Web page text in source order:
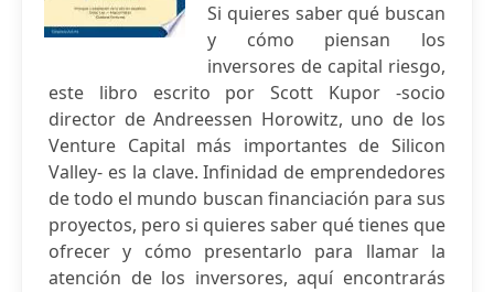
Si quieres saber qué buscan
y cómo piensan los
inversores de capital riesgo,
este libro escrito por Scott Kupor -socio
director de Andreessen Horowitz, uno de los
Venture Capital más importantes de Silicon
Valley- es la clave. Infinidad de emprendedores
de todo el mundo buscan financiación para sus
proyectos, pero si quieres saber qué tienes que
ofrecer y cómo presentarlo para llamar la
atención de los inversores, aquí encontrarás